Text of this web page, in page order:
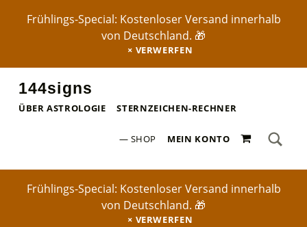
Frühlings-Special: Kostenloser Versand innerhalb
von Deutschland. 🎁
VERWERFEN
144signs
ÜBER ASTROLOGIE STERNZEICHEN-RECHNER
SHOP MEIN KONTO 0 ARTIKEL
Search for:
Frühlings-Special: Kostenloser Versand innerhalb
von Deutschland. 🎁
VERWERFEN